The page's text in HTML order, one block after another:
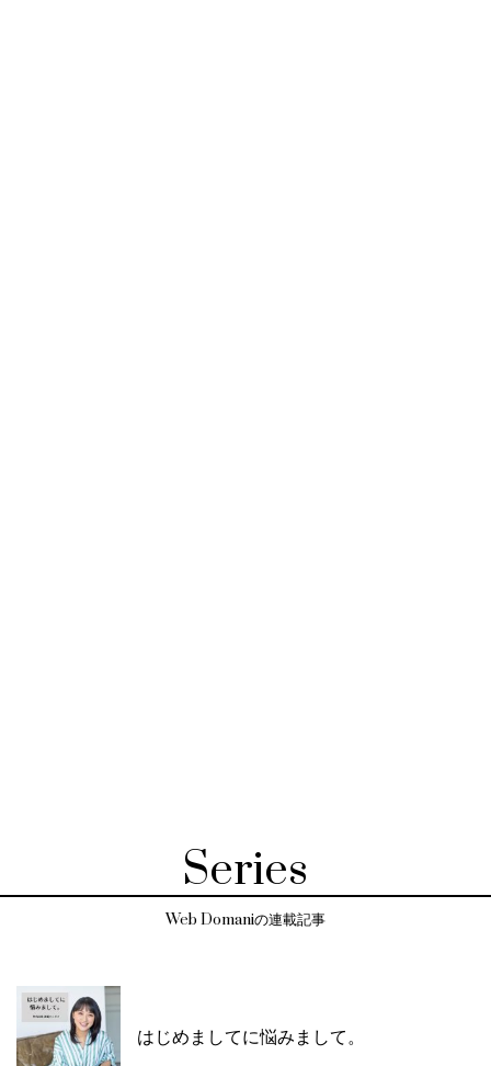
Series
Web Domaniの連載記事
はじめましてに悩みまして。